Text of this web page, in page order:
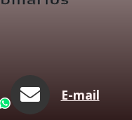
WhatsApp
E-mail